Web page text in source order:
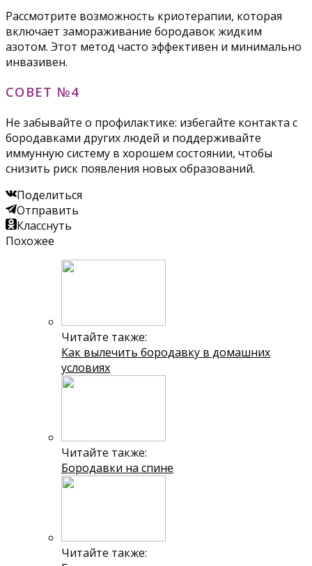
Рассмотрите возможность криотерапии, которая
включает замораживание бородавок жидким
азотом. Этот метод часто эффективен и минимально
инвазивен.
СОВЕТ №4
Не забывайте о профилактике: избегайте контакта с
бородавками других людей и поддерживайте
иммунную систему в хорошем состоянии, чтобы
снизить риск появления новых образований.
Поделиться
Отправить
Класснуть
Похожее
Читайте также:
Как вылечить бородавку в домашних
условиях
Читайте также:
Бородавки на спине
Читайте также: